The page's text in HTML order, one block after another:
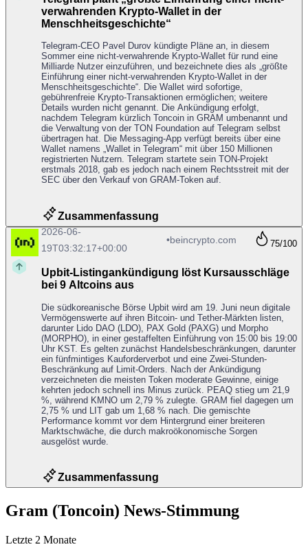
verwahrenden Krypto-Wallet in der
Menschheitsgeschichte“
Telegram-CEO Pavel Durov kündigte Pläne an, in diesem
Sommer eine nicht-verwahrende Krypto-Wallet für rund eine
Milliarde Nutzer einzuführen, und bezeichnete dies als „größte
Einführung einer nicht-verwahrenden Krypto-Wallet in der
Menschheitsgeschichte“. Die Wallet wird sofortige,
gebührenfreie Krypto-Transaktionen ermöglichen; weitere
Details wurden nicht genannt. Die Ankündigung erfolgt,
nachdem Telegram kürzlich Toncoin in GRAM umbenannt und
die Verwaltung von der TON Foundation auf Telegram selbst
übertragen hat. Die Messaging-App verfügt bereits über eine
Wallet namens „Wallet in Telegram“ mit über 150 Millionen
registrierten Nutzern. Telegram startete sein TON-Projekt
erstmals 2018, gab es jedoch nach einem Rechtsstreit mit der
SEC über den Verkauf von GRAM-Token auf.
Zusammenfassung
Upbit-Listingankündigung löst Kursausschläge
bei 9 Altcoins aus
Die südkoreanische Börse Upbit wird am 19. Juni neun digitale
Vermögenswerte auf ihren Bitcoin- und Tether-Märkten listen,
darunter Lido DAO (LDO), PAX Gold (PAXG) und Morpho
(MORPHO), in einer gestaffelten Einführung von 15:00 bis 19:00
Uhr KST. Es gelten zunächst Handelsbeschränkungen, darunter
ein fünfmintiges Kauforderverbot und eine Zwei-Stunden-
Beschränkung auf Limit-Orders. Nach der Ankündigung
verzeichneten die meisten Token moderate Gewinne, einige
kehrten jedoch schnell ins Minus zurück. PEAQ stieg um 21,9
%, während KMNO um 2,79 % zulegte. GRAM fiel dagegen um
2,75 % und LIT gab um 1,68 % nach. Die gemischte
Performance kommt vor dem Hintergrund einer breiteren
Marktschwäche, die durch makroökonomische Sorgen
ausgelöst wurde.
75/100
2026-06-
19T03:32:17+00:00
•beincrypto.com
Zusammenfassung
Gram (Toncoin) News-Stimmung
Letzte 2 Monate